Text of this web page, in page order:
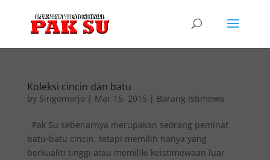
Koleksi cincin dan batu
by Singomorjo| Mar 15, 2015 | Barang Istimewa
Pak Su sebenarnya merupakan seorang peminat
batu-batu cincin, tetapi memilih hanya yang
berkualiti tinggi atau memiliki keistimewaan luar